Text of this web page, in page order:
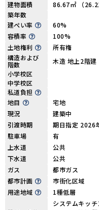
建物面積
86.67㎡ （
築年数
建ぺい率
60%
容積率
100%
土地権利
所有権
構造および
階数
木造 地上2階建
小学校区
中学校区
私道負担
地目
宅地
現況
建築中
引渡時期
期日指定 2026
駐車場
有
上水道
公共
下水道
公共
ガス
都市ガス
都市計画
市街化区域
用途地域
1種低層
システムキッ